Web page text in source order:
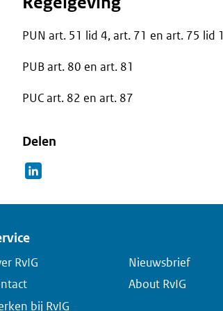
PUN art. 51 lid 4, art. 71 en art. 75 lid 1
PUB art. 80 en art. 81
PUC art. 82 en art. 87
Delen
RvIG
bij RvIG
Nieuwsbrief
About RvIG